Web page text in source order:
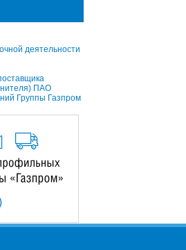
деятельности
ПАО
Группы Газпром